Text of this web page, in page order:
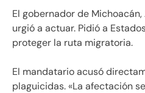
El gobernador de Michoacán,
urgió a actuar. Pidió a
proteger la ruta migratoria.
El mandatario acusó
plaguicidas. «La afectación